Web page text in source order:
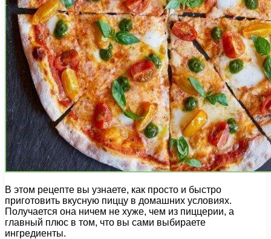
В этом рецепте вы узнаете, как просто и быстро
приготовить вкусную пиццу в домашних условиях.
Получается она ничем не хуже, чем из пиццерии, а
главный плюс в том, что вы сами выбираете
ингредиенты.